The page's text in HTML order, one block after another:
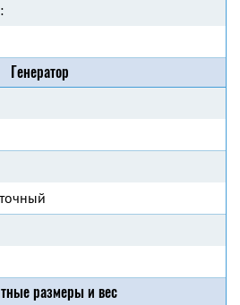
Генератор
размеры и вес